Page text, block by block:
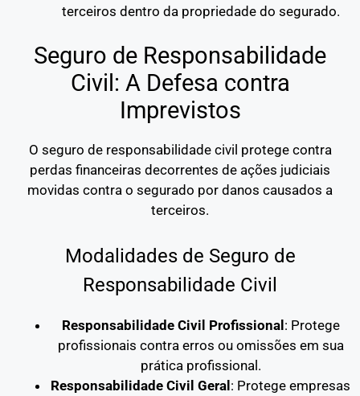
terceiros dentro da propriedade do segurado.
Seguro de Responsabilidade
Civil: A Defesa contra
Imprevistos
O seguro de responsabilidade civil protege contra
perdas financeiras decorrentes de ações judiciais
movidas contra o segurado por danos causados a
terceiros.
Modalidades de Seguro de
Responsabilidade Civil
Responsabilidade Civil Profissional: Protege
profissionais contra erros ou omissões em sua
prática profissional.
Responsabilidade Civil Geral: Protege empresas